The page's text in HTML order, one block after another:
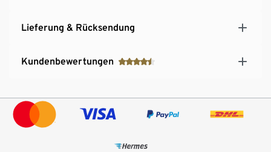
Lieferung & Rücksendung
Kundenbewertungen